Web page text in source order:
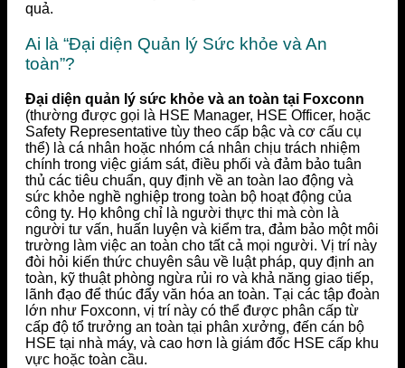
quả.
Ai là “Đại diện Quản lý Sức khỏe và An
toàn”?
Đại diện quản lý sức khỏe và an toàn tại Foxconn
(thường được gọi là HSE Manager, HSE Officer, hoặc
Safety Representative tùy theo cấp bậc và cơ cấu cụ
thể) là cá nhân hoặc nhóm cá nhân chịu trách nhiệm
chính trong việc giám sát, điều phối và đảm bảo tuân
thủ các tiêu chuẩn, quy định về an toàn lao động và
sức khỏe nghề nghiệp trong toàn bộ hoạt động của
công ty. Họ không chỉ là người thực thi mà còn là
người tư vấn, huấn luyện và kiểm tra, đảm bảo một môi
trường làm việc an toàn cho tất cả mọi người. Vị trí này
đòi hỏi kiến thức chuyên sâu về luật pháp, quy định an
toàn, kỹ thuật phòng ngừa rủi ro và khả năng giao tiếp,
lãnh đạo để thúc đẩy văn hóa an toàn. Tại các tập đoàn
lớn như Foxconn, vị trí này có thể được phân cấp từ
cấp độ tổ trưởng an toàn tại phân xưởng, đến cán bộ
HSE tại nhà máy, và cao hơn là giám đốc HSE cấp khu
vực hoặc toàn cầu.